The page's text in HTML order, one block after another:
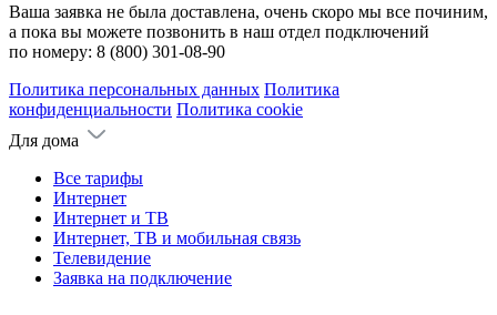
Ваша заявка не была доставлена, очень скоро мы все починим,
а пока вы можете позвонить в наш отдел подключений
по номеру: 8 (800) 301-08-90
Политика персональных данных Политика
конфиденциальности Политика cookie
Для дома
Все тарифы
Интернет
Интернет и ТВ
Интернет, ТВ и мобильная связь
Телевидение
Заявка на подключение